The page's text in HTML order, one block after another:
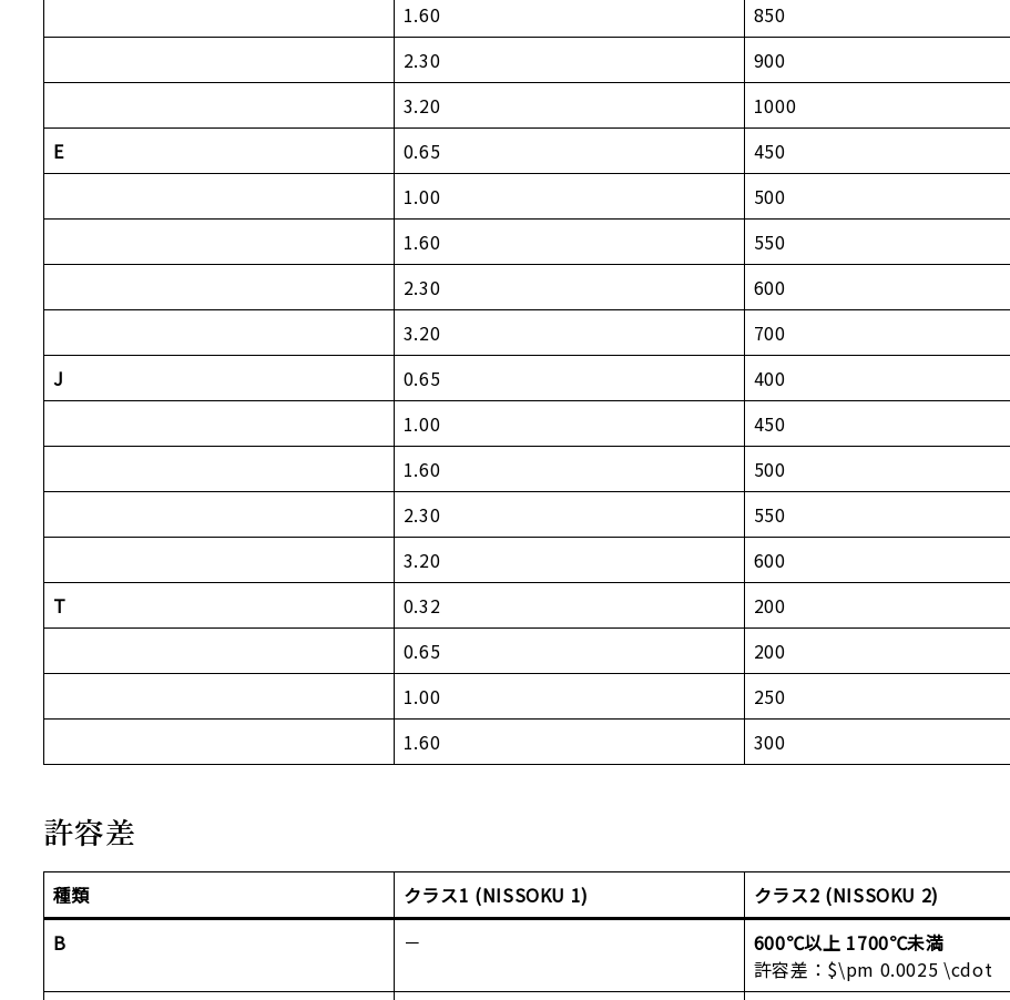
1.60
850
2.30
900
3.20
1000
E
0.65 450
1.00
500
1.60
550
2.30
600
3.20
700
J
0.65 400
1.00
450
1.60
500
2.30
550
3.20
600
T
0.32 200
0.65
200
1.00
250
1.60
300
許容差
種類 クラス1 (NISSOKU 1) クラス2 (NISSOKU 2)
B
－
600℃以上 1700℃未満
許容差：$\pm 0.0025 \cdot